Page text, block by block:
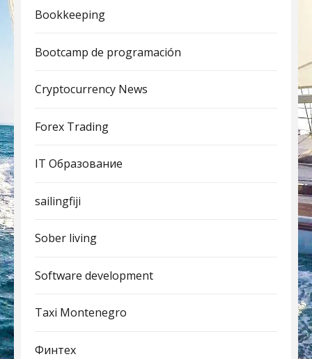
Bookkeeping
Bootcamp de programación
Cryptocurrency News
Forex Trading
IT Образование
sailingfiji
Sober living
Software development
Taxi Montenegro
Финтех